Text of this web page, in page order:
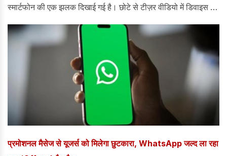
स्मार्टफोन की एक झलक दिखाई गई है। छोटे से टीज़र वीडियो में डिवाइस के
सिल्हूट और इसके आंतरिक डिस्प्ले की एक झलक दिखाई गई है।
प्रमोशनल मैसेज से यूजर्स को मिलेगा छुटकारा, WhatsApp जल्द ला रहा